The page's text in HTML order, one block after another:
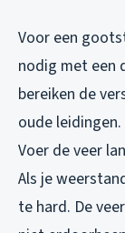
Voor een
nodig met een
bereiken de
oude
Voer de veer
Als je
te hard. De